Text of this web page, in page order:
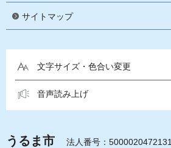
サイトマップ
文字サイズ・色合い変更
音声読み上げ
うるま市
法人番号：5000020472131